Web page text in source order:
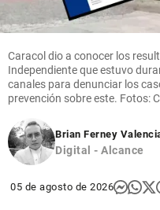
Caracol dio a conocer los
Independiente que estuvo
canales para denunciar los
prevención sobre este. Fotos:
Brian Ferney
Digital - Alcance
05 de agosto de 2026